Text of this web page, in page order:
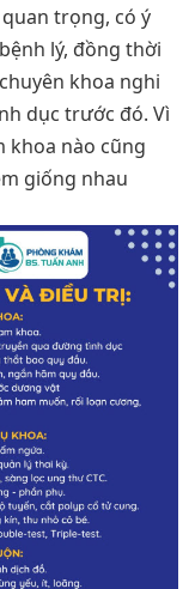
trọng, có ý
lý, đồng thời
khoa nghi
dục trước đó. Vì
khoa nào cũng
giống nhau